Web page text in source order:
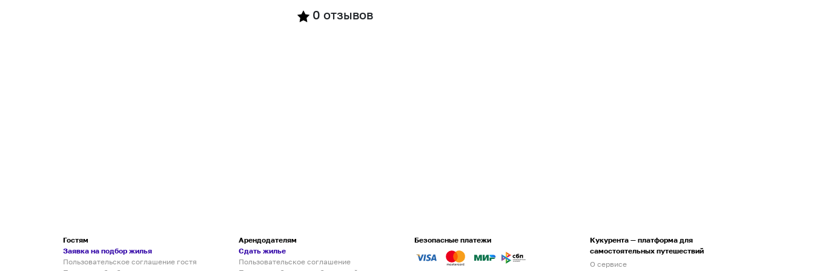
0 отзывов
Гостям
Заявка на подбор жилья
Пользовательское соглашение гостя
Арендодателям
Сдать жилье
Пользовательское соглашение
Безопасные платежи
Кукурента — платформа для
самостоятельных путешествий
О сервисе